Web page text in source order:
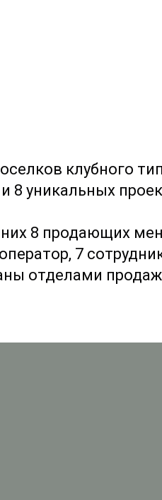
клубного
8 уникальных
них 8 продающих
7
отделами